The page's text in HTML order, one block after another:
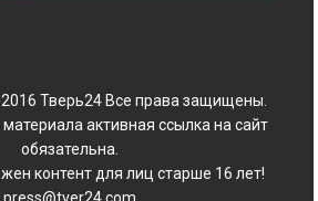
Тверь24 Все права защищены.
активная ссылка на сайт
обязательна.
контент для лиц старше 16 лет!